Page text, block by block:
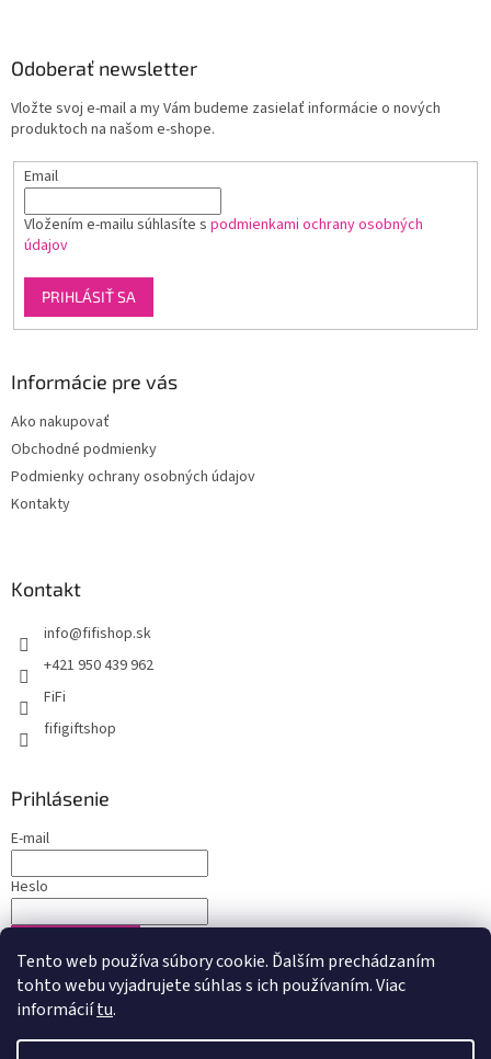
Tento web používa súbory cookie. Ďalším prechádzaním
tohto webu vyjadrujete súhlas s ich používaním. Viac
informáciítu.
Odoberať newsletter
Vložte svoj e-mail a my Vám budeme zasielať informácie o nových
produktoch na našom e-shope.
Email
Vložením e-mailu súhlasíte s podmienkami ochrany osobných
údajov
PRIHLÁSIŤ SA
Informácie pre vás
Ako nakupovať
Obchodné podmienky
Podmienky ochrany osobných údajov
Kontakty
Kontakt
info@fifishop.sk
+421 950 439 962
FiFi
fifigiftshop
Prihlásenie
E-mail
Heslo
Nová registráciaZabudnuté heslo